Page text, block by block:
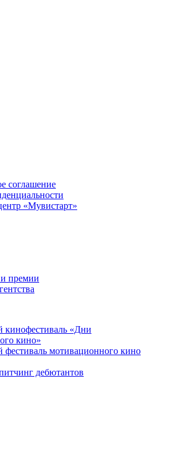
соглашение
«Мувистарт»
премии
«Дни
кино»
мотивационного кино
дебютантов